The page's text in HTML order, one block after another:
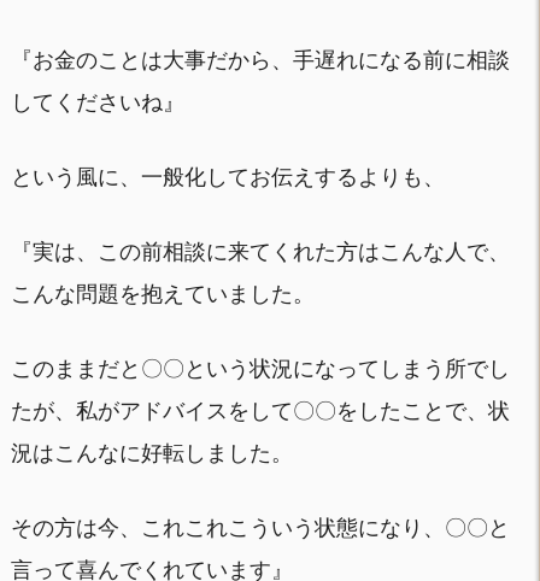
『お金のことは大事だから、手遅れになる前に相談
してくださいね』
という風に、一般化してお伝えするよりも、
『実は、この前相談に来てくれた方はこんな人で、
こんな問題を抱えていました。
このままだと〇〇という状況になってしまう所でし
たが、私がアドバイスをして〇〇をしたことで、状
況はこんなに好転しました。
その方は今、これこれこういう状態になり、〇〇と
言って喜んでくれています』